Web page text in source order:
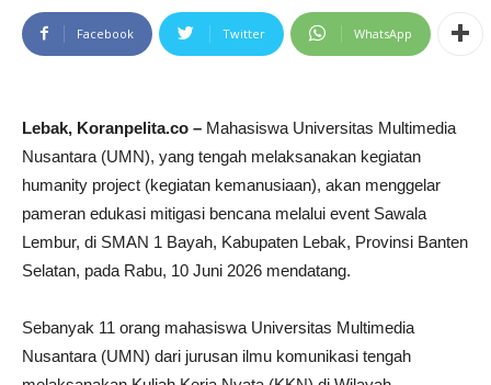
Facebook Twitter WhatsApp
Lebak, Koranpelita.co – Mahasiswa Universitas Multimedia
Nusantara (UMN), yang tengah melaksanakan kegiatan
humanity project (kegiatan kemanusiaan), akan menggelar
pameran edukasi mitigasi bencana melalui event Sawala
Lembur, di SMAN 1 Bayah, Kabupaten Lebak, Provinsi Banten
Selatan, pada Rabu, 10 Juni 2026 mendatang.
Sebanyak 11 orang mahasiswa Universitas Multimedia
Nusantara (UMN) dari jurusan ilmu komunikasi tengah